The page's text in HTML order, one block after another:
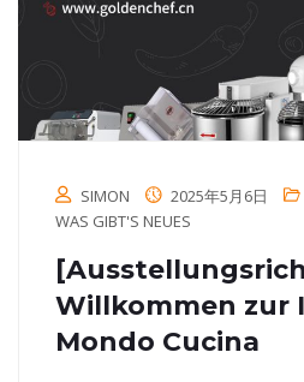
SIMON 2025年5月6日
WAS GIBT'S NEUES
Willkommen zur
Mondo Cucina